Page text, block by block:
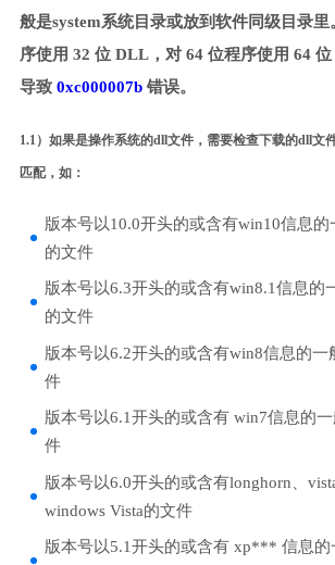
般是system系统目录或放到软件同级目录里
序使用 32 位 DLL，对 64 位程序使用 64
导致 0xc000007b错误。
1.1）如果是操作系统的dll文件，需要检查下载的dll文
匹配，如：
版本号以10.0开头的或含有win10信息的
的文件
版本号以6.3开头的或含有win8.1信息的
的文件
版本号以6.2开头的或含有win8信息的一
件
版本号以6.1开头的或含有 win7信息的
件
版本号以6.0开头的或含有longhorn、
windows Vista的文件
版本号以5.1开头的或含有 xp*** 信息的